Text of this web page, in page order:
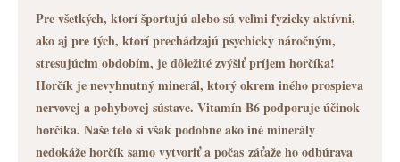
Pre všetkých, ktorí športujú alebo sú veľmi fyzicky aktívni,
ako aj pre tých, ktorí prechádzajú psychicky náročným,
stresujúcim obdobím, je dôležité zvýšiť príjem horčíka!
Horčík je nevyhnutný minerál, ktorý okrem iného prospieva
nervovej a pohybovej sústave. Vitamín B6 podporuje účinok
horčíka. Naše telo si však podobne ako iné minerály
nedokáže horčík samo vytvoriť a počas záťaže ho odbúrava